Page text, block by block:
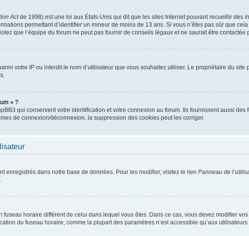
Actde 1998) est une loi aux États-Unis qui dit que les sites Internet pouvant recueillir des
permettant d’identifier un mineur de moins de 13 ans. Si vous n’êtes pas sûr que
que l’équipe du forum ne peut pas fournir de conseils légaux et ne saurait être
votre IP ou interdit le nom d’utilisateur que vous souhaitez utiliser. Le propriétaire du
» ?
qui conservent votre identification et votre connexion au forum. Ils fournissent aussi
de connexion/déconnexion, la suppression des cookies peut les corriger.
enregistrés dans notre base de données. Pour les modifier, visitez le lien Panneau de
fuseau horaire différent de celui dans lequel vous êtes. Dans ce cas, vous devez modifier
du fuseau horaire, comme la plupart des paramètres n’est accessible qu’aux